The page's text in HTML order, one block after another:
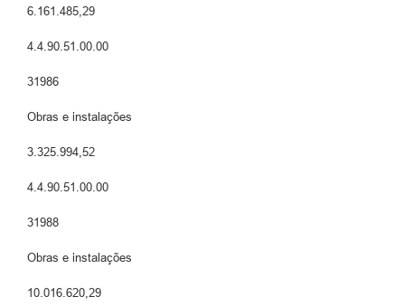
6.161.485,29
4.4.90.51.00.00
31986
Obras e instalações
3.325.994,52
4.4.90.51.00.00
31988
Obras e instalações
10.016.620,29